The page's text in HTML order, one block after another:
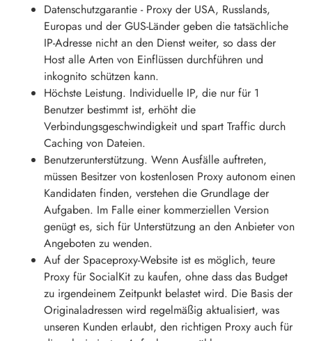
Datenschutzgarantie - Proxy der USA, Russlands,
Europas und der GUS-Länder geben die tatsächliche
IP-Adresse nicht an den Dienst weiter, so dass der
Host alle Arten von Einflüssen durchführen und
inkognito schützen kann.
Höchste Leistung. Individuelle IP, die nur für 1
Benutzer bestimmt ist, erhöht die
Verbindungsgeschwindigkeit und spart Traffic durch
Caching von Dateien.
Benutzerunterstützung. Wenn Ausfälle auftreten,
müssen Besitzer von kostenlosen Proxy autonom einen
Kandidaten finden, verstehen die Grundlage der
Aufgaben. Im Falle einer kommerziellen Version
genügt es, sich für Unterstützung an den Anbieter von
Angeboten zu wenden.
Auf der Spaceproxy-Website ist es möglich, teure
Proxy für SocialKit zu kaufen, ohne dass das Budget
zu irgendeinem Zeitpunkt belastet wird. Die Basis der
Originaladressen wird regelmäßig aktualisiert, was
unseren Kunden erlaubt, den richtigen Proxy auch für